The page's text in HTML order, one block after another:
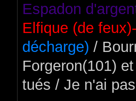
Espadon
Elfique (de
décharge) /
Forgeron(101)
tués / Je n'ai